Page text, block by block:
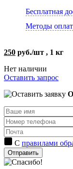
Бесплатная
Методы
250 руб./шт , 1 кг
Нет наличии
Оставить запрос
С правилами
Отправить